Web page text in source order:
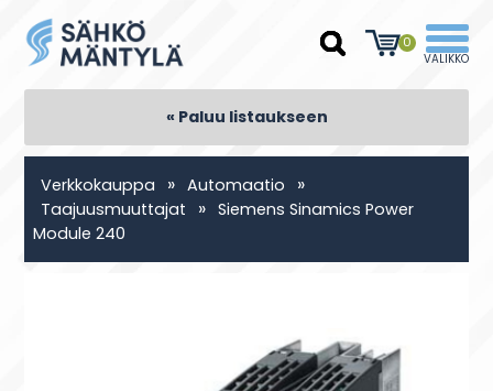
0
« Paluu listaukseen
Verkkokauppa » Automaatio »
Taajuusmuuttajat » Siemens Sinamics Power
Module 240